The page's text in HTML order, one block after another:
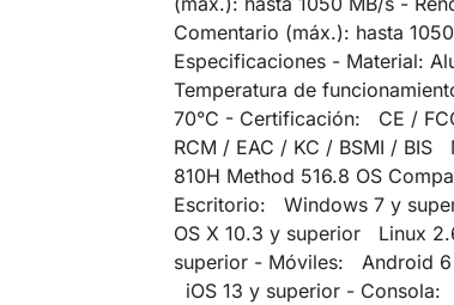
Comentario (máx.): hasta
Especificaciones - Material:
Temperatura de
70°C - Certificación: CE /
RCM / EAC / KC / BSMI / BIS
810H Method 516.8 OS
Escritorio: Windows 7 y
OS X 10.3 y superior Linux
superior - Móviles: Android
iOS 13 y superior - Consola: